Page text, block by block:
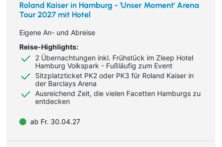
Roland Kaiser in Hamburg - 'Unser Moment' Arena
Tour 2027 mit Hotel
Eigene An- und Abreise
Reise-Highlights:
2 Übernachtungen inkl. Frühstück im Zleep Hotel
Hamburg Volkspark - Fußläufig zum Event
Sitzplatzticket PK2 oder PK3 für Roland Kaiser in
der Barclays Arena
Ausreichend Zeit, die vielen Facetten Hamburgs zu
entdecken
ab Fr. 30.04.27